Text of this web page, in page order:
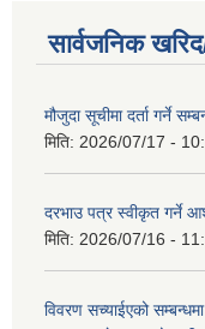
सार्वजनिक
मौजुदा सूचीमा दर्ता गर्ने
मिति: 2026/07/17 -
दरभाउ पत्र स्वीकृत
मिति: 2026/07/16 -
विवरण सच्याईएको